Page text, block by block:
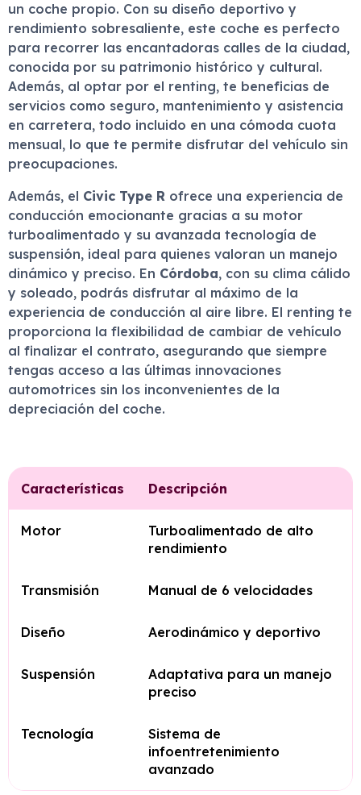
un coche propio. Con su diseño deportivo y
rendimiento sobresaliente, este coche es perfecto
para recorrer las encantadoras calles de la ciudad,
conocida por su patrimonio histórico y cultural.
Además, al optar por el renting, te beneficias de
servicios como seguro, mantenimiento y asistencia
en carretera, todo incluido en una cómoda cuota
mensual, lo que te permite disfrutar del vehículo sin
preocupaciones.
Además, el Civic Type R ofrece una experiencia de
conducción emocionante gracias a su motor
turboalimentado y su avanzada tecnología de
suspensión, ideal para quienes valoran un manejo
dinámico y preciso. En Córdoba, con su clima cálido
y soleado, podrás disfrutar al máximo de la
experiencia de conducción al aire libre. El renting te
proporciona la flexibilidad de cambiar de vehículo
al finalizar el contrato, asegurando que siempre
tengas acceso a las últimas innovaciones
automotrices sin los inconvenientes de la
depreciación del coche.
Características Descripción
Motor
Turboalimentado de alto
rendimiento
Transmisión Manual de 6 velocidades
Diseño Aerodinámico y deportivo
Suspensión
Adaptativa para un manejo
preciso
Tecnología
Sistema de
infoentretenimiento
avanzado